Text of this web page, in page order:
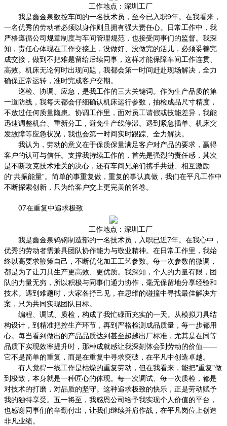
工作地点：深圳工厂
我是鑫金泉数控车间的一名技术员，至今已入职9年。在我看来，
一名优秀的劳动者必须以身作则且拥有强大责任心。日常工作中，我
严格遵循公司规章制度与车间管理规范，也接受同事们的监督。我深
知，责任心体现在工作交接上，没做好、没做完的活儿，必须妥善完
成交接，做到不把难题留给后续同事，这样才能保障车间工作连贯、
高效。机床无论何时出现问题，我都会第一时间赶赴现场解决，全力
确保正常运转，准时完成客户交期。
巡检、协调、应急，是我工作的三大关键词。作为生产品质的第
一道防线，我每天都会仔细确认机床运行参数，抽检成品尺寸精度，
不放过任何质量隐患。协调工作里，面对员工请假或技能差异，我能
迅速调整机台、重新分工，避免生产线停滞。遇到紧急插单、机床突
发故障等应急状况，我也会第一时间实时跟踪、全力解决。
我认为，劳动的意义在于保质保量满足客户对产品的要求，赢得
客户的认可与信任。支撑我持续工作的，首先是强烈的责任感，其次
是不断攻克技术难关的决心，还有车间兄弟们携手共进、相互激励
的“共振能量”。简单的事重复做，重复的事认真做，我们在平凡工作中
不断探索创新，只为给客户交上更完美的答卷。
07在重复中追求极致
工作地点：深圳工厂
我是鑫金泉钨钢制造部的一名技术员，入职已近7年。在我心中，
优秀的劳动者需兼具团队协作能力与敬业精神。在日常工作里，我始
终以高要求鞭策自己，不断优化加工工艺参数。每一次参数的微调，
都是为了让刀具生产更高效、更优质。我深知，个人的力量有限，团
队的力量无穷，所以积极与同事们通力协作，毫无保留地分享经验和
技术。遇到难题时，大家各抒己见，在思维的碰撞中寻找最佳解决方
案，只为共同实现团队目标。
编程、调试、质检，构成了我忙碌而充实的一天。从模拟刀具结
构设计，到精准把控生产环节，再到严格检测成品质量，每一步都用
心。每当看到做出的产品品质达到甚至超越出厂标准，尤其是在同等
品质下实现效率提升时，那种成就感让我深刻体会到劳动的价值——
它不是简单的重复，而是在重复中寻求突破，在平凡中创造卓越。
有人觉得一线工作是枯燥的重复劳动，但在我看来，能把"重复"做
到极致，本身就是一种匠心的体现。每一次调试、每一次质检，都是
对技术的打磨，对品质的坚守。这种追求极致的快乐，正是劳动赋予
我的独特享受。五一将至，我感恩公司给予我实现个人价值的平台，
也感谢同事们的辛勤付出，让我们继续并肩作战，在平凡岗位上创造
非凡业绩。